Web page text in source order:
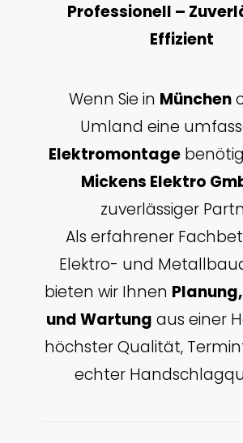
Professionell –
Effizient
Wenn Sie in München
Umland eine
Elektromontage
Mickens Elektro
zuverlässiger
Als erfahrener
Elektro- und
bieten wir Ihnen
und Wartung aus einer
höchster Qualität,
echter